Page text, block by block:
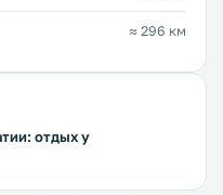
≈ 296 км
отдых у